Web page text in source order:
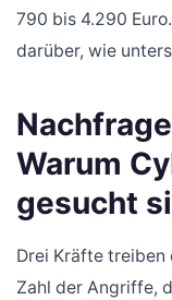
790 bis 4.290
darüber, wie
Warum
gesucht
Drei Kräfte
Zahl der Angriffe,